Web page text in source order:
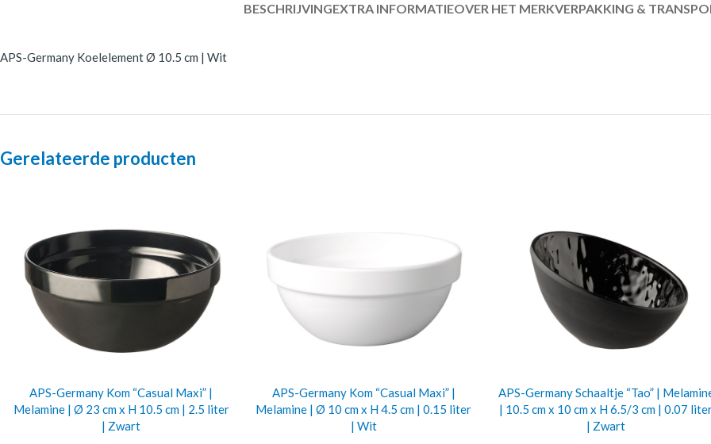
BESCHRIJVINGEXTRA INFORMATIEOVER HET MERKVERPAKKING &
APS-Germany Koelelement Ø 10.5 cm | Wit
Gerelateerde producten
APS-Germany Kom “Casual Maxi” |
Melamine | Ø 23 cm x H 10.5 cm | 2.5 liter
| Zwart
APS-Germany Kom “Casual Maxi” |
Melamine | Ø 10 cm x H 4.5 cm | 0.15 liter
| Wit
APS-Germany Schaaltje “Tao” |
| 10.5 cm x 10 cm x H 6.5/3 cm | 0.07
| Zwart